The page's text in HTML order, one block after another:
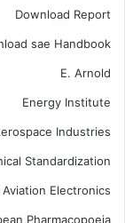
Download Report
sae Handbook
E. Arnold
Energy Institute
Industries
Standardization
Electronics
Pharmacopoeia